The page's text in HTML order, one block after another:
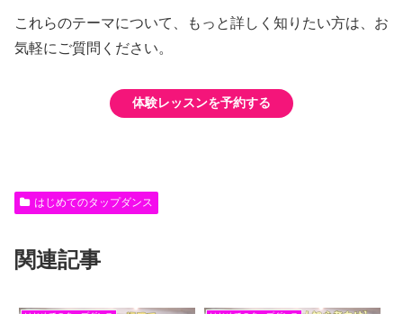
これらのテーマについて、もっと詳しく知りたい方は、お
気軽にご質問ください。
体験レッスンを予約する
はじめてのタップダンス
関連記事